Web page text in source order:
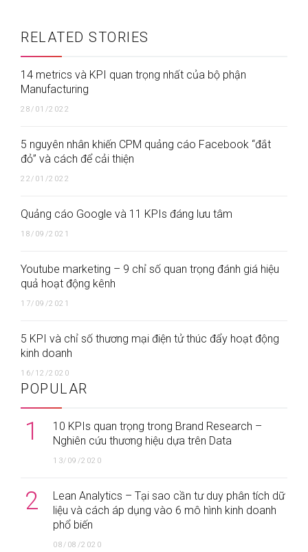
RELATED STORIES
14 metrics và KPI quan trọng nhất của bộ phận
Manufacturing
28/01/2022
5 nguyên nhân khiến CPM quảng cáo Facebook “đắt
đỏ” và cách để cải thiện
22/01/2022
Quảng cáo Google và 11 KPIs đáng lưu tâm
18/09/2021
Youtube marketing – 9 chỉ số quan trọng đánh giá hiệu
quả hoạt động kênh
17/09/2021
5 KPI và chỉ số thương mại điện tử thúc đẩy hoạt động
kinh doanh
16/12/2020
POPULAR
1
10 KPIs quan trọng trong Brand Research –
Nghiên cứu thương hiệu dựa trên Data
13/09/2020
2
Lean Analytics – Tại sao cần tư duy phân tích dữ
liệu và cách áp dụng vào 6 mô hình kinh doanh
phổ biến
08/08/2020